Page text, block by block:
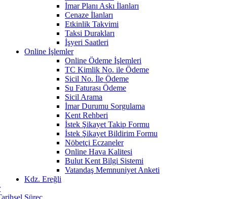
İmar Planı Askı İlanları
Cenaze İlanları
Etkinlik Takvimi
Taksi Durakları
İşyeri Saatleri
Online İşlemler
Online Ödeme İşlemleri
TC Kimlik No. ile Ödeme
Sicil No. İle Ödeme
Su Faturası Ödeme
Sicil Arama
İmar Durumu Sorgulama
Kent Rehberi
İstek Şikayet Takip Formu
İstek Şikayet Bildirim Formu
Nöbetçi Eczaneler
Online Hava Kalitesi
Bulut Kent Bilgi Sistemi
Vatandaş Memnuniyet Anketi
Kdz. Ereğli
Süreç